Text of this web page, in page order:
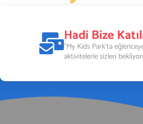
ortaya koyabileceği yepyeni
Dilovası ve İstanbul
Hadi Bize
"My Kids Park’ta
aktivitelerle sizleri